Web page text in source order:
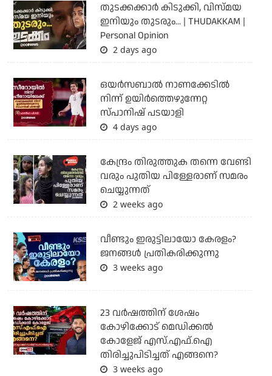
തുടക്കക്കാര്‍ കിടുക്കി, വിസ്മയ
ഇനിയും തുടരും... | THUDAKKAM |
Personal Opinion
2 days ago
ഒയര്‍സബാൽ നാണക്കേടിൽ
നിന്ന് ഉയിർത്തെഴുന്നേറ്റ
സ്പാനിഷ് പടയാളി
4 days ago
കേന്ദ്രം തിരുത്തുക തന്നെ വേണ്ടി
വരും പുതിയ പിള്ളേരാണ് സമരം
ചെയ്യുന്നത്
2 weeks ago
വീണ്ടും ഇരുട്ടിലായോ കേരളം?
ജനങ്ങൾ പ്രതികരിക്കുന്നു
3 weeks ago
23 വർഷത്തിന് ശേഷം
കോഴിക്കോട് മെഡിക്കൽ
കോളേജ് എസ്.എഫ്.ഐ
തിരിച്ചുപിടിച്ചത് എങ്ങനെ?
3 weeks ago